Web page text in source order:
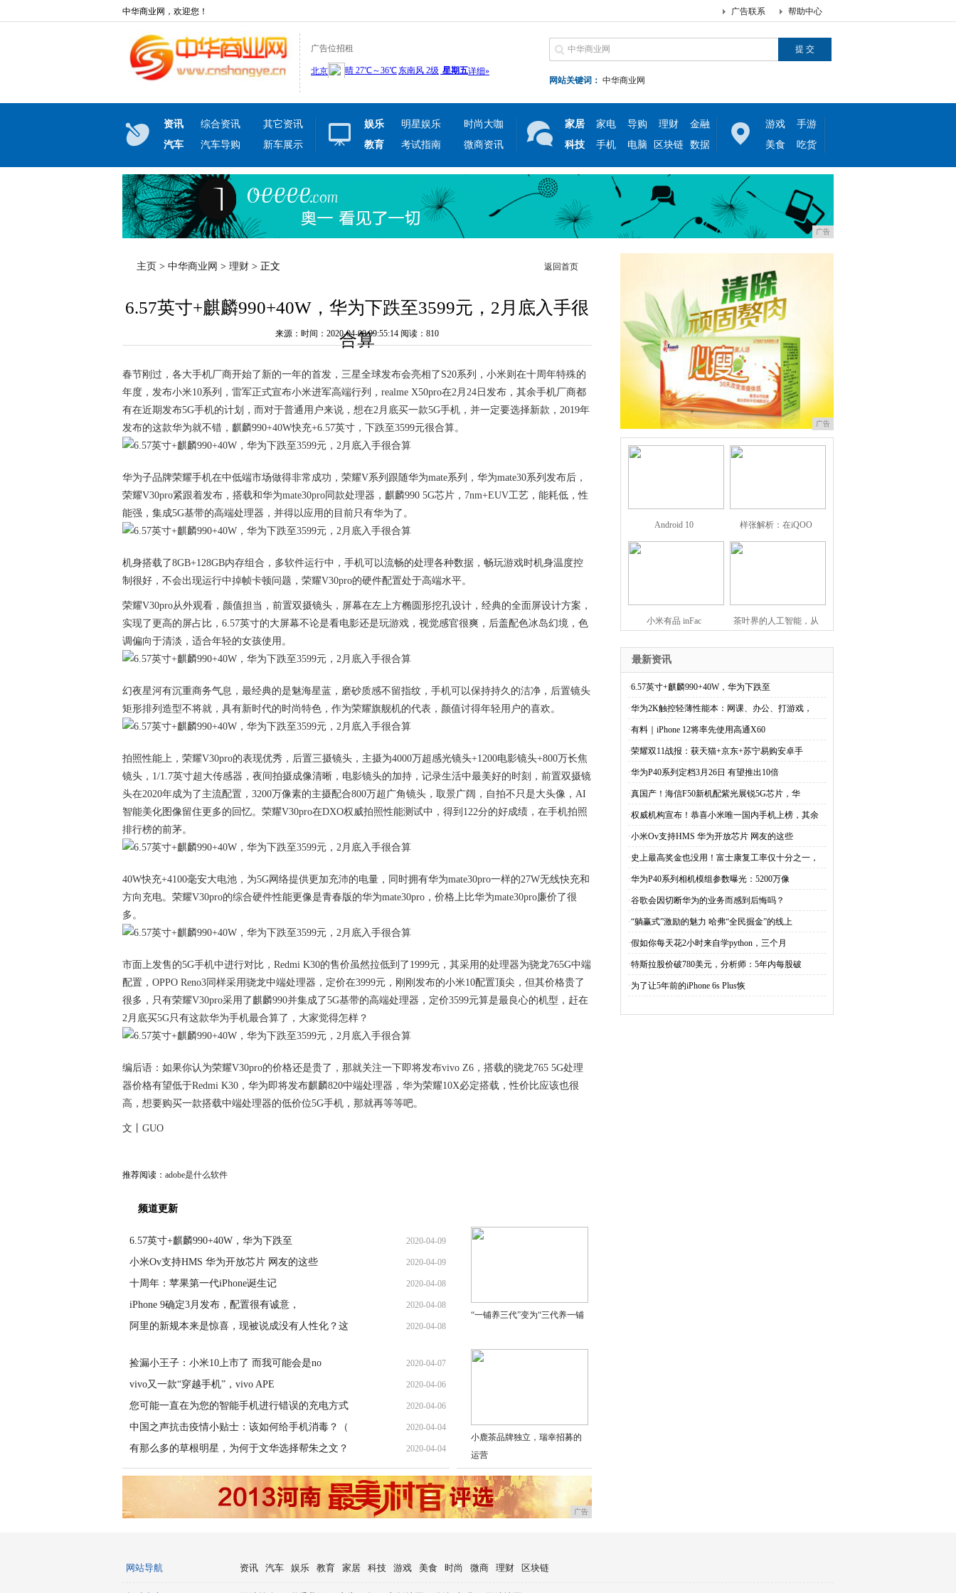
中华商业网，欢迎您！ 帮助中心
广告联系
广告位招租
网站关键词： 中华商业网
资讯 综合资讯
其它资讯
汽车
汽车导购 新车展示
娱乐 明星娱乐
时尚大咖
教育
考试指南 微商资讯
家居 家电 导购 理财
金融
科技
手机 电脑 区块链 数据
游戏
手游
美食
吃货
广告
主页 > 中华商业网 > 理财 > 正文 返回首页
6.57英寸+麒麟990+40W，华为下跌至3599元，2月底入手很
合算
来源：时间：2020-04-09 09:55:14 阅读：810
春节刚过，各大手机厂商开始了新的一年的首发，三星全球发布会亮相了S20系列，小米则在十周年特殊的
年度，发布小米10系列，雷军正式宣布小米进军高端行列，realme X50pro在2月24日发布，其余手机厂商都
有在近期发布5G手机的计划，而对于普通用户来说，想在2月底买一款5G手机，并一定要选择新款，2019年
发布的这款华为就不错，麒麟990+40W快充+6.57英寸，下跌至3599元很合算。
华为子品牌荣耀手机在中低端市场做得非常成功，荣耀V系列跟随华为mate系列，华为mate30系列发布后，
荣耀V30pro紧跟着发布，搭载和华为mate30pro同款处理器，麒麟990 5G芯片，7nm+EUV工艺，能耗低，性
能强，集成5G基带的高端处理器，并得以应用的目前只有华为了。
机身搭载了8GB+128GB内存组合，多软件运行中，手机可以流畅的处理各种数据，畅玩游戏时机身温度控
制很好，不会出现运行中掉帧卡顿问题，荣耀V30pro的硬件配置处于高端水平。
荣耀V30pro从外观看，颜值担当，前置双摄镜头，屏幕在左上方椭圆形挖孔设计，经典的全面屏设计方案，
实现了更高的屏占比，6.57英寸的大屏幕不论是看电影还是玩游戏，视觉感官很爽，后盖配色冰岛幻境，色
调偏向于清淡，适合年轻的女孩使用。
幻夜星河有沉重商务气息，最经典的是魅海星蓝，磨砂质感不留指纹，手机可以保持持久的洁净，后置镜头
矩形排列造型不将就，具有新时代的时尚特色，作为荣耀旗舰机的代表，颜值讨得年轻用户的喜欢。
拍照性能上，荣耀V30pro的表现优秀，后置三摄镜头，主摄为4000万超感光镜头+1200电影镜头+800万长焦
镜头，1/1.7英寸超大传感器，夜间拍摄成像清晰，电影镜头的加持，记录生活中最美好的时刻，前置双摄镜
头在2020年成为了主流配置，3200万像素的主摄配合800万超广角镜头，取景广阔，自拍不只是大头像，AI
智能美化图像留住更多的回忆。荣耀V30pro在DXO权威拍照性能测试中，得到122分的好成绩，在手机拍照
排行榜的前茅。
40W快充+4100毫安大电池，为5G网络提供更加充沛的电量，同时拥有华为mate30pro一样的27W无线快充和
方向充电。荣耀V30pro的综合硬件性能更像是青春版的华为mate30pro，价格上比华为mate30pro廉价了很
多。
市面上发售的5G手机中进行对比，Redmi K30的售价虽然拉低到了1999元，其采用的处理器为骁龙765G中端
配置，OPPO Reno3同样采用骁龙中端处理器，定价在3999元，刚刚发布的小米10配置顶尖，但其价格贵了
很多，只有荣耀V30pro采用了麒麟990并集成了5G基带的高端处理器，定价3599元算是最良心的机型，赶在
2月底买5G只有这款华为手机最合算了，大家觉得怎样？
编后语：如果你认为荣耀V30pro的价格还是贵了，那就关注一下即将发布vivo Z6，搭载的骁龙765 5G处理
器价格有望低于Redmi K30，华为即将发布麒麟820中端处理器，华为荣耀10X必定搭载，性价比应该也很
高，想要购买一款搭载中端处理器的低价位5G手机，那就再等等吧。
文丨GUO
推荐阅读： adobe是什么软件
频道更新
6.57英寸+麒麟990+40W，华为下跌至 2020-04-09
小米Ov支持HMS 华为开放芯片 网友的这些 2020-04-09
十周年：苹果第一代iPhone诞生记 2020-04-08
iPhone 9确定3月发布，配置很有诚意， 2020-04-08
阿里的新规本来是惊喜，现被说成没有人性化？这 2020-04-08
捡漏小王子：小米10上市了 而我可能会是no 2020-04-07
vivo又一款“穿越手机”，vivo APE 2020-04-06
您可能一直在为您的智能手机进行错误的充电方式 2020-04-06
中国之声抗击疫情小贴士：该如何给手机消毒？（ 2020-04-04
有那么多的草根明星，为何于文华选择帮朱之文？ 2020-04-04
“一铺养三代”变为“三代养一铺
小鹿茶品牌独立，瑞幸招募的
运营
广告
广告
Android 10 样张解析：在iQOO
小米有品 inFac 茶叶界的人工智能，从
最新资讯
·6.57英寸+麒麟990+40W，华为下跌至
·华为2K触控轻薄性能本：网课、办公、打游戏，
·有料｜iPhone 12将率先使用高通X60
·荣耀双11战报：获天猫+京东+苏宁易购安卓手
·华为P40系列定档3月26日 有望推出10倍
·真国产！海信F50新机配紫光展锐5G芯片，华
·权威机构宣布！恭喜小米唯一国内手机上榜，其余
·小米Ov支持HMS 华为开放芯片 网友的这些
·史上最高奖金也没用！富士康复工率仅十分之一，
·华为P40系列相机模组参数曝光：5200万像
·谷歌会因切断华为的业务而感到后悔吗？
·“躺赢式”激励的魅力 哈弗“全民掘金”的线上
·假如你每天花2小时来自学python，三个月
·特斯拉股价破780美元，分析师：5年内每股破
·为了让5年前的iPhone 6s Plus恢
网站导航 资讯 汽车 娱乐 教育 家居 科技 游戏 美食 时尚 微商 理财 区块链